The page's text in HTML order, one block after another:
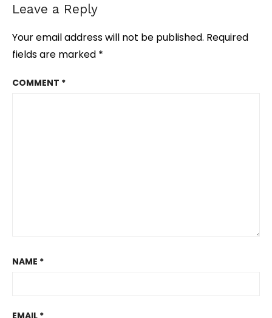
Leave a Reply
Your email address will not be published. Required
fields are marked *
COMMENT *
NAME *